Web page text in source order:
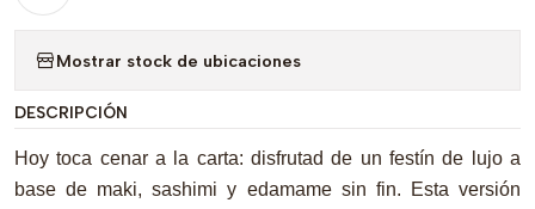
Mostrar stock de ubicaciones
DESCRIPCIÓN
Hoy toca cenar a la carta: disfrutad de un festín de lujo a
base de maki, sashimi y edamame sin fin. Esta versión